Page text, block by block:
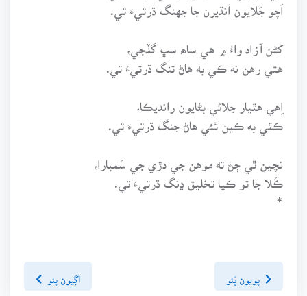
اَچو جَلايون اَنڌيرن جا جهنگ ڌرتيءَ تي.
کڻن آزاد واءُ ۾ هي ساھ سڀ گڏجي،
هتي رهن نه ڪي به هاڻ تنگ ڌرتيءَ تي.
اِهي هٿيار جلائي بڻايون رانديڪا،
ڪٿي به ڪين ٿئي هاڻ جنگ ڌرتيءَ تي.
نچين ٿي ڄڻ ته موهن جي دڙي جي سَمبارا،
ڪَلا جا تو ڪيا تخليق ڍنگ ڌرتيءَ تي.
*
پويون پَنو اڳيون پنو